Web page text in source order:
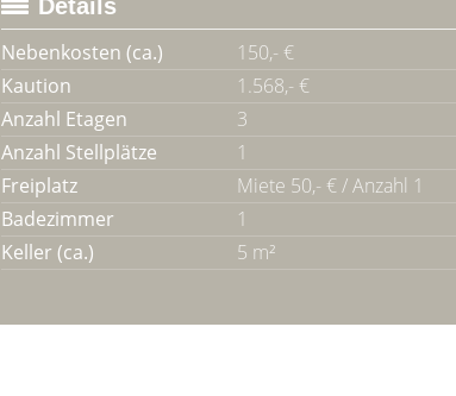
Details
Nebenkosten (ca.)
150,- €
Kaution
1.568,- €
Anzahl Etagen
3
Anzahl Stellplätze
1
Freiplatz
Miete 50,- € / Anzahl 1
Badezimmer
1
Keller (ca.)
5 m²